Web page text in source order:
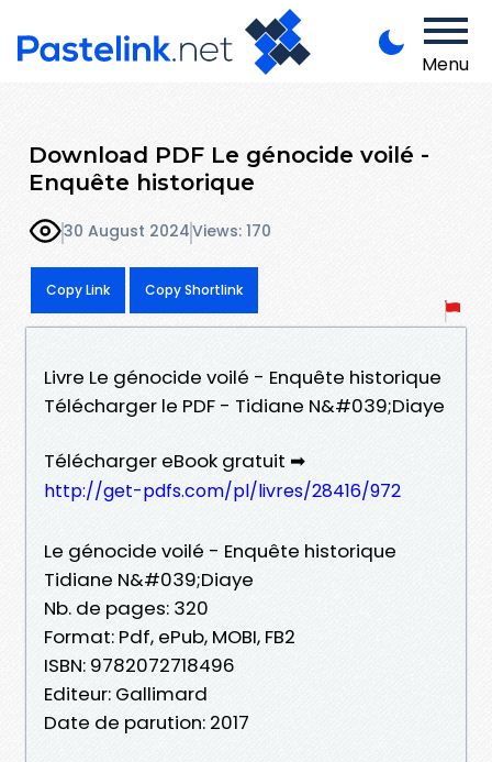
Menu
Download PDF Le génocide voilé -
Enquête historique
30 August 2024Views: 170
Copy Link Copy Shortlink
Livre Le génocide voilé - Enquête historique
Télécharger le PDF - Tidiane N&#039;Diaye
Télécharger eBook gratuit ➡
http://get-pdfs.com/pl/livres/28416/972
Le génocide voilé - Enquête historique
Tidiane N&#039;Diaye
Nb. de pages: 320
Format: Pdf, ePub, MOBI, FB2
ISBN: 9782072718496
Editeur: Gallimard
Date de parution: 2017